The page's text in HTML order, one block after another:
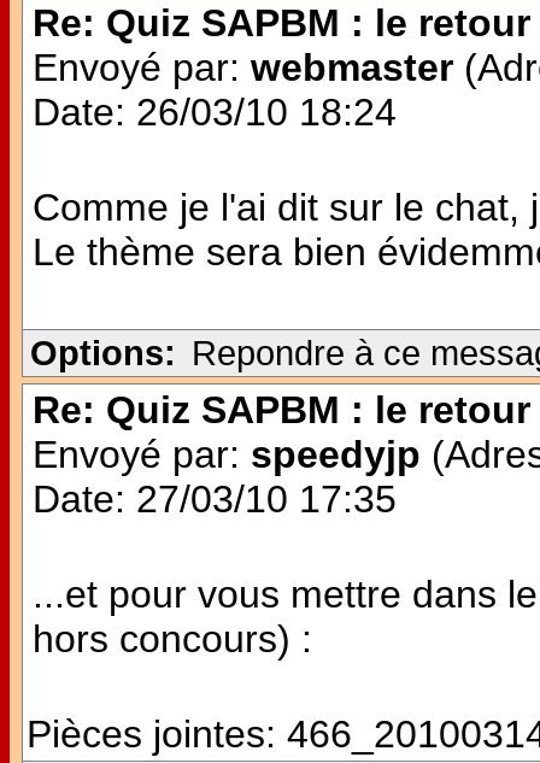
Re: Quiz SAPBM : le retour
Envoyé par: webmaster
Date: 26/03/10 18:24
Comme je l'ai dit sur le chat,
Le thème sera bien
Options: Repondre à ce
Re: Quiz SAPBM : le retour
Envoyé par: speedyjp
Date: 27/03/10 17:35
...et pour vous mettre dans
hors concours) :
Pièces jointes: